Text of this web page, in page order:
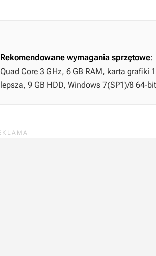
Rekomendowane wymagania sprzętowe:
Quad Core 3 GHz, 6 GB RAM, karta grafiki
lepsza, 9 GB HDD, Windows 7(SP1)/8 64-